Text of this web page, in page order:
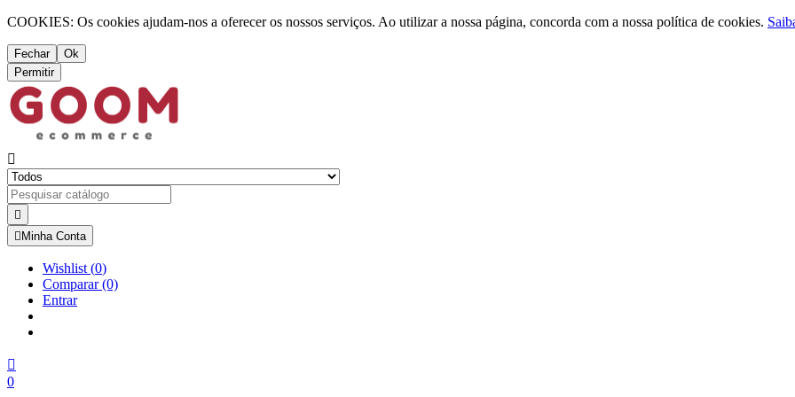
COOKIES: Os cookies ajudam-nos a oferecer os nossos serviços. Ao utilizar a nossa página, concorda com a nossa política de cookies.
Fechar
Ok
Permitir


 Minha Conta
Wishlist (0)
Comparar(0)
Entrar

0